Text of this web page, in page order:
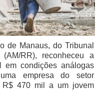
Saúde de Magistrados e
Infantil e de Estímulo à
Institucional Feminina
de Manaus, do Tribunal
RR), reconheceu a
em condições análogas
empresa do setor
R$ 470 mil a um jovem